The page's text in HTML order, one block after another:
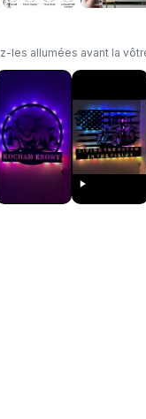
les allumées avant la